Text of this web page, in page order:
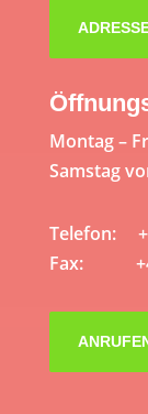
Montag –
Samstag
Telefon:
Fax: +49